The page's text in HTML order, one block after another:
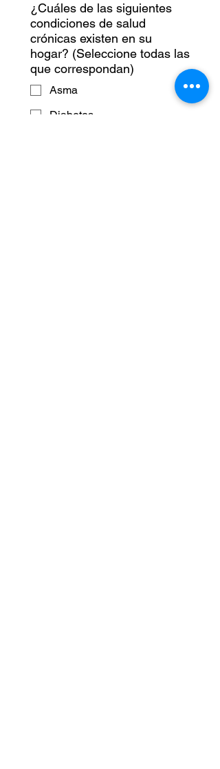
¿Cuáles de las siguientes
condiciones de salud
crónicas existen en su
hogar? (Seleccione todas las
que correspondan)
Asma
Diabetes